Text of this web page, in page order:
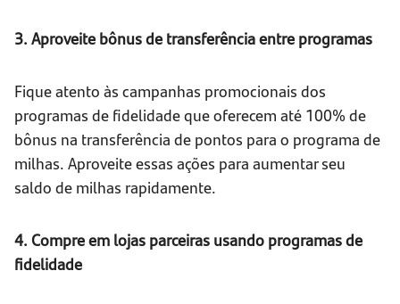
3. Aproveite bônus de transferência entre programas
Fique atento às campanhas promocionais dos
programas de fidelidade que oferecem até 100% de
bônus na transferência de pontos para o programa de
milhas. Aproveite essas ações para aumentar seu
saldo de milhas rapidamente.
4. Compre em lojas parceiras usando programas de
fidelidade